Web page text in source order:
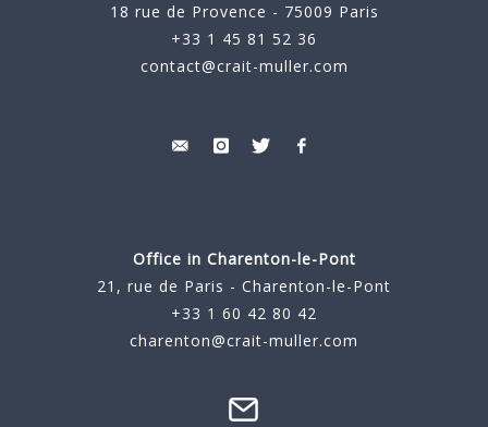
18 rue de Provence - 75009 Paris
+33 1 45 81 52 36
contact@crait-muller.com
Office in Charenton-le-Pont
21, rue de Paris - Charenton-le-Pont
+33 1 60 42 80 42
charenton@crait-muller.com